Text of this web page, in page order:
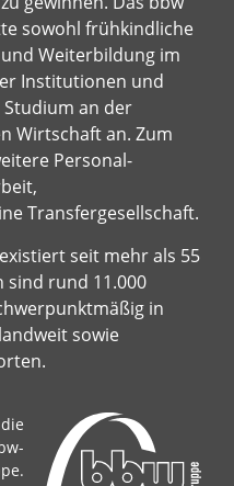
sowohl frühkindliche
Weiterbildung im
Institutionen und
an der
Wirtschaft an. Zum
Personal-
Transfergesellschaft.
seit mehr als 55
sind rund 11.000
in
sowie